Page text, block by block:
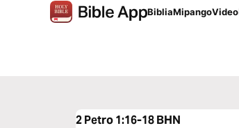
BibliaMipangoVideo
2 Petro 1:16-18BHN